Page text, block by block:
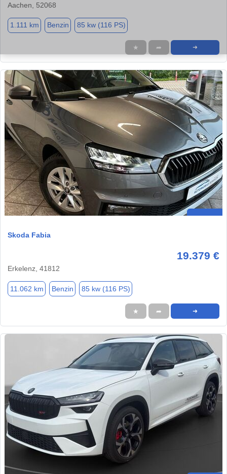
Aachen, 52068
1.111 km Benzin 85 kw (116 PS)
★ ➦ ➜
Skoda Fabia
19.379 €
Erkelenz, 41812
11.062 km Benzin 85 kw (116 PS)
★ ➦ ➜